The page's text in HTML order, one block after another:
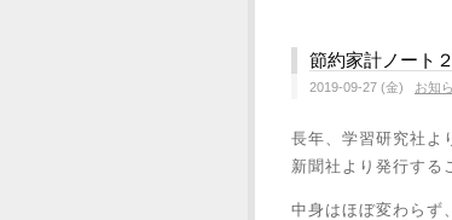
節約家計ノート
2019-09-27 (金) お知
長年、学習研究社よ
新聞社より発行する
中身はほぼ変わらず